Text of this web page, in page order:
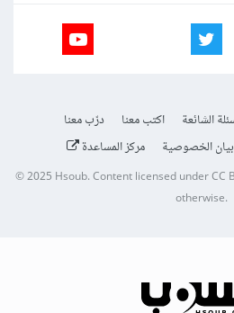
الشائعة اكتب معنا
درّب معنا
بيان الخصوصية مركز المساعدة
© 2025Hsoub.Content licensed underCC
otherwise.